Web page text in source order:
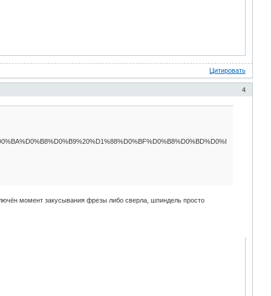
Цитировать
4
момент закусывания фрезы либо сверла, шпиндель просто